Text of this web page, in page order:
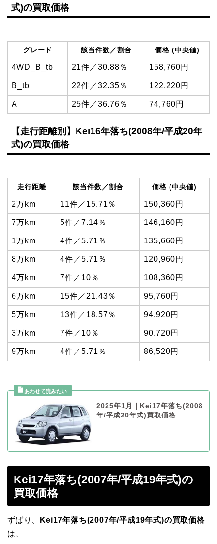
式)の買取価格
グレード 該当件数／割合 価格 (中央値)
4WD_B_tb 21件／30.88％ 158,760円
B_tb 22件／32.35％ 122,220円
A 25件／36.76％ 74,760円
【走行距離別】Kei16年落ち(2008年/平成20年
式)の買取価格
走行距離 該当件数／割合 価格 (中央値)
2万km 11件／15.71％ 150,360円
7万km 5件／7.14％ 146,160円
1万km 4件／5.71％ 135,660円
8万km 4件／5.71％ 120,960円
4万km 7件／10％ 108,360円
6万km 15件／21.43％ 95,760円
5万km 13件／18.57％ 94,920円
3万km 7件／10％ 90,720円
9万km 4件／5.71％ 86,520円
2025年1月｜Kei17年落ち(2008
年/平成20年式)買取価格
Kei17年落ち(2007年/平成19年式)の
買取価格
ずばり、
Kei17年落ち(2007年/平成19年式)の買取価格
は、